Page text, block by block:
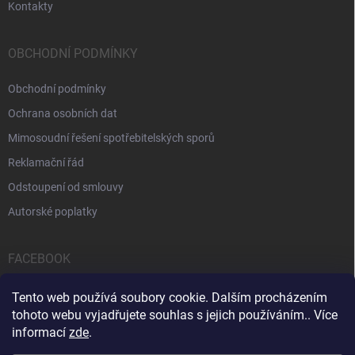
Tento web používá soubory cookie. Dalším procházením
tohoto webu vyjadřujete souhlas s jejich používáním.. Více
informací zde.
Kontakty
OBCHODNÍ PODMÍNKY
Obchodní podmínky
Ochrana osobních dat
Mimosoudní řešení spotřebitelských sporů
Reklamační řád
Odstoupení od smlouvy
Autorské poplatky
FACEBOOK